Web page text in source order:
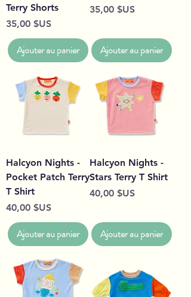
Terry Shorts
Prix
35,00 $US
Ajouter au panier
Prix
35,00 $US
Ajouter au panier
Halcyon Nights -
Pocket Patch Terry
T Shirt
Prix
40,00 $US
Ajouter au panier
Halcyon Nights -
Stars Terry T Shirt
Prix
40,00 $US
Ajouter au panier